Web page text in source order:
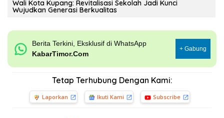
Wali Kota Kupang: Revitalisasi Sekolah Jadi Kunci
Wujudkan Generasi Berkualitas
Berita Terkini, Eksklusif di WhatsApp
KabarTimor.Com
+ Gabung
Tetap Terhubung Dengan Kami:
Laporkan Ikuti Kami Subscribe